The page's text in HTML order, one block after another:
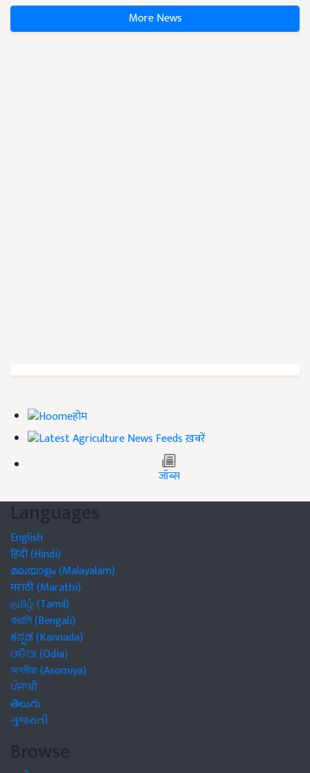
More News
होम
ख़बरें
जॉब्स
Languages
English
हिंदी (Hindi)
മലയാളം (Malayalam)
मराठी (Marathi)
தமிழ் (Tamil)
বাঙালি (Bengali)
ಕನ್ನಡ (Kannada)
ଓଡିଆ (Odia)
অসমীয়া (Asomiya)
ਪੰਜਾਬੀ
తెలుగు
ગુજરાતી
Browse